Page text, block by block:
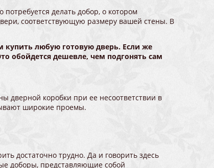
делать добор, о котором
соответствующую размеру вашей стены. В
купить любую готовую дверь. Если же
обойдется дешевле, чем подгонять сам
дверной коробки при ее несоответствии в
широкие проемы.
достаточно трудно. Да и говорить здесь
доборы, представляющие собой